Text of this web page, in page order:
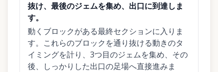
抜け、最後のジェムを集め、出口に到達しま
す。
動くブロックがある最終セクションに入りま
す。これらのブロックを通り抜ける動きのタ
イミングを計り、3つ目のジェムを集め、その
後、しっかりした出口の足場へ直接進みま